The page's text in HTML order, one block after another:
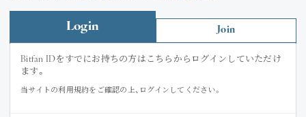
Store
Login Join
Bitfan IDをすでにお持ちの方はこちらからログインしていただけ
ます。
当サイトの利用規約をご確認の上、ログインしてください。